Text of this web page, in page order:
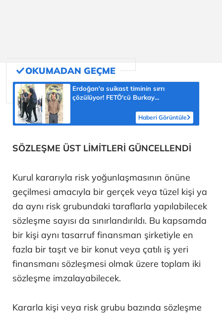
Erdoğan'a suikast timinin sırrı
çözülüyor! FETÖ'cü Burkay
Haberi Görüntüle
SÖZLEŞME ÜST LİMİTLERİ GÜNCELLENDİ
Kurul kararıyla risk yoğunlaşmasının önüne
geçilmesi amacıyla bir gerçek veya tüzel kişi ya
da aynı risk grubundaki taraflarla yapılabilecek
sözleşme sayısı da sınırlandırıldı. Bu kapsamda
bir kişi aynı tasarruf finansman şirketiyle en
fazla bir taşıt ve bir konut veya çatılı iş yeri
finansmanı sözleşmesi olmak üzere toplam iki
sözleşme imzalayabilecek.
Kararla kişi veya risk grubu bazında sözleşme